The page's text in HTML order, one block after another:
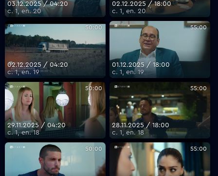
03.12.2025 / 04:20
с. 1, еп. 20
02.12.2025 / 18:00
с. 1, еп. 20
50:00
02.12.2025 / 04:20
с. 1, еп. 19
55:00
01.12.2025 / 18:00
с. 1, еп. 19
50:00
29.11.2025 / 04:20
с. 1, еп. 18
55:00
28.11.2025 / 18:00
с. 1, еп. 18
50:00 55:00